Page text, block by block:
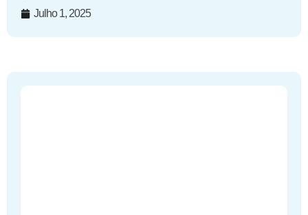
Julho 1, 2025